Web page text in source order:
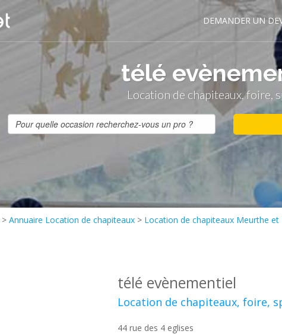
DEMANDER UN
télé
Location de chapiteaux, foire,
> Annuaire Location de chapiteaux > Location de chapiteaux Meurthe et
télé evènementiel
Location de chapiteaux, foire,
44 rue des 4 eglises